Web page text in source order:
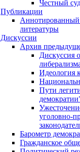
Честный
Публикации
Аннотированный
литературы
Дискуссии
Архив
Дискуссия
Идеология
Пути
уголовно-
Барометр
Гражданское